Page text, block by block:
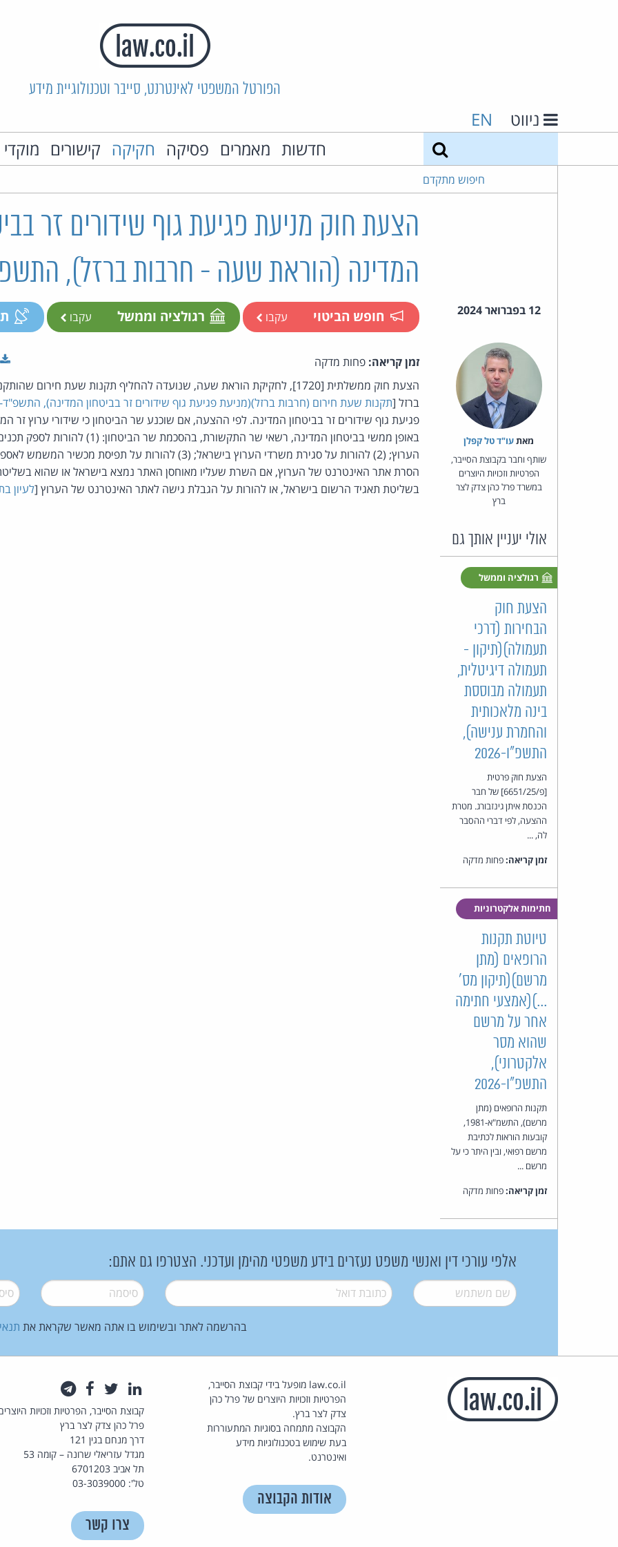
הפורטל המשפטי לאינטרנט, סייבר וטכנולוגיית מידע
ניווט EN
חדשות מאמרים פסיקה חקיקה קישורים
חיפוש מתקדם
הצעת חוק מניעת פגיעת גוף שידורים זר
המדינה (הוראת שעה - חרבות ברזל), התשפ"ד-
12 בפברואר 2024 חופש הביטוי עקבו רגולציה וממשל עקבו
מאת‏עו"ד טל קפלן
שותף וחבר בקבוצת הסייבר,
הפרטיות וזכויות היוצרים
במשרד פרל כהן צדק לצר
ברץ
אולי יעניין אותך גם
רגולציה וממשל
הצעת חוק
הבחירות (דרכי
תעמולה)(תיקון -
תעמולה דיגיטלית,
תעמולה מבוססת
בינה מלאכותית
והחמרת ענישה),
התשפ"ו-2026
הצעת חוק פרטית
[פ/6651/25] של חבר
הכנסת איתן גינזבורג. מטרת
ההצעה, לפי דברי ההסבר
לה, ...
זמן קריאה:פחות מדקה
חתימות אלקטרוניות
טיוטת תקנות
הרופאים (מתן
מרשם)(תיקון מס'
...)(אמצעי חתימה
אחר על מרשם
שהוא מסר
אלקטרוני),
התשפ"ו-2026
תקנות הרופאים (מתן
מרשם), התשמ"א-1981,
קובעות הוראות לכתיבת
מרשם רפואי, ובין היתר כי על
מרשם ...
זמן קריאה:פחות מדקה
זמן קריאה: פחות מדקה
הצעת חוק ממשלתית [1720], לחקיקת הוראת שעה, שנועדה להחליף תקנות שעת
ברזל [תקנות שעת חירום (חרבות ברזל)(מניעת פגיעת גוף שידורים זר בביטחון המדינה), התשפ"ד-2023
פגיעת גוף שידורים זר בביטחון המדינה. לפי ההצעה, אם שוכנע שר הביטחון כי שידורי ערוץ זר
באופן ממשי בביטחון המדינה, רשאי שר התקשורת,
הסרת אתר האינטרנט של ה ערוץ, אם השרת שעליו מאוחסן ה אתר נמצא בישראל או שהוא
בשליטת תאגיד הרשום בישראל, או להורות על הגבלת גישה לאתר האינטרנט של ה ערוץ [לעיון
אלפי עורכי דין ואנשי משפט נעזרים בידע משפטי מהימן ועדכני. הצטרפו גם אתם:
שם משתמש* דואל* סיסמה*
בהרשמה לאתר ובשימוש בו אתה מאשר שקראת את
law.co.il מופעל בידי קבוצת הסייבר,
הפרטיות וזכויות היוצרים של פרל כהן
צדק לצר ברץ.
הקבוצה מתמחה בסוגיות המתעוררות
בעת שימוש בטכנולוגיות מידע
ואינטרנט.
אודות הקבוצה
לינקדאין
טוויטרפייסבוק
קבוצת הסייבר, הפרטיות וזכויות
פרל כהן צדק לצר ברץ
דרך מנחם בגין 121
מגדל עזריאלי שרונה – קומה 53
תל אביב 6701203
טל': 03-3039000
צרו קשר